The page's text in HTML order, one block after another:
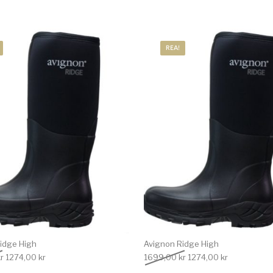
High
Det ursprungliga priset var: 1699,00 kr.
1274,00 krDet nuvarande priset är: 1274,00 kr.
REA!
Avignon Ridge High
1699,00kr Det ursprungliga
1274,00 krDet